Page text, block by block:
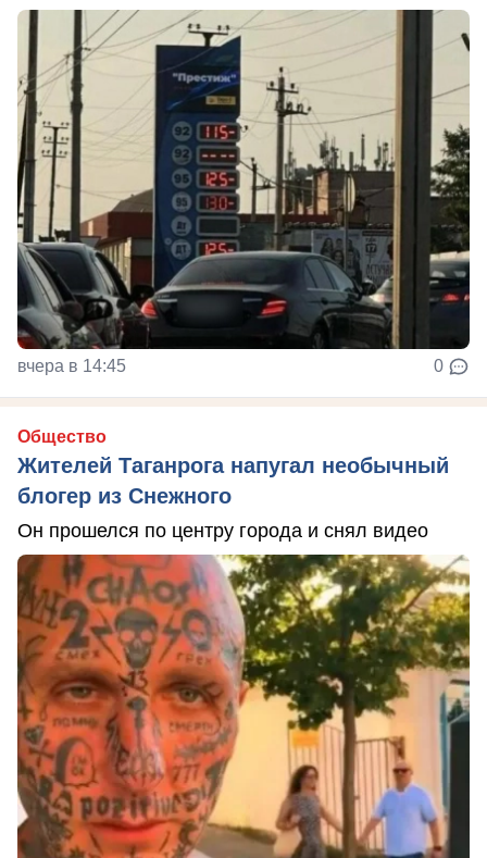
вчера в 14:45 0
Общество
Жителей Таганрога напугал необычный
блогер из Снежного
Он прошелся по центру города и снял видео